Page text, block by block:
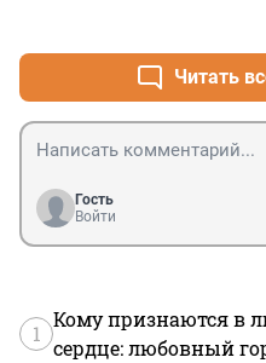
Читать
Гость
Войти
1
Кому признаются в
сердце: любовный